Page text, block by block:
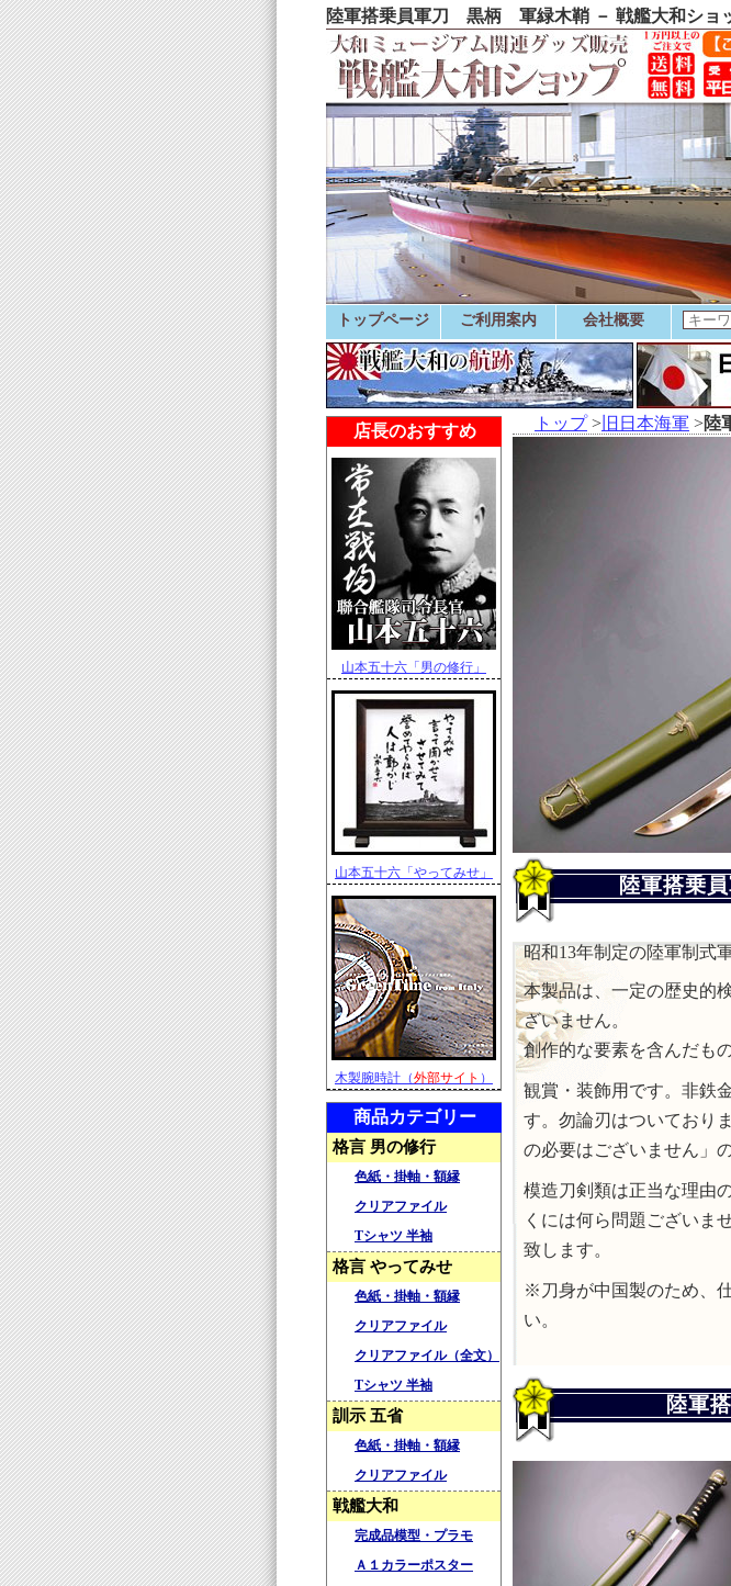
陸軍搭乗員軍刀 黒柄 軍緑木鞘 － 戦艦大和ショ
トップページ ご利用案内 会社概要
店長のおすすめ
山本五十六「男の修行」
山本五十六「やってみせ」
木製腕時計（外部サイト ）
商品カテゴリー
格言 男の修行
色紙・掛軸・額縁
クリアファイル
Tシャツ 半袖
格言 やってみせ
色紙・掛軸・額縁
クリアファイル
クリアファイル（全文）
Tシャツ 半袖
訓示 五省
色紙・掛軸・額縁
クリアファイル
戦艦大和
完成品模型・プラモ
Ａ１カラーポスター
トップ> 旧日本海軍 >陸
陸軍搭乗
昭和13年制定の陸軍制式
本製品は、一定の歴史的
ざいません。
創作的な要素を含んだもの
観賞・装飾用です。非鉄
す。勿論刃はついており
の必要はございません」
模造刀剣類は正当な理由
くには何ら問題ございま
致します。
※刀身が中国製のため、
い。
陸軍